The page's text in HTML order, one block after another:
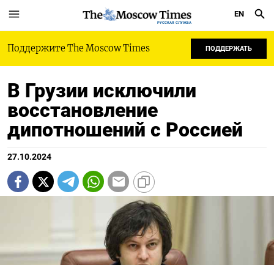
РУССКАЯ СЛУЖБА
EN
Поддержите The Moscow Times ПОДДЕРЖАТЬ
В Грузии исключили
восстановление
дипотношений с Россией
27.10.2024